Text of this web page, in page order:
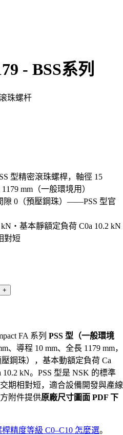
- BSS系列
珠螺杆
型精密滾珠螺桿，軸徑 15
mm（一般環境用）
隙 0（預壓鋼珠）——PSS 型官
・基本靜額定負荷 C0a 10.2 kN
對短
+
FA 系列 PSS 型（一般環境
、導程 10 mm、全長 1179 mm，
鋼珠），基本動額定負荷 Ca
kN。PSS 型是 NSK 的標準
期相對短，適合設備開發與產線
附件提供原廠尺寸圖面 PDF 下
精度等級 C0–C10 怎麼選。